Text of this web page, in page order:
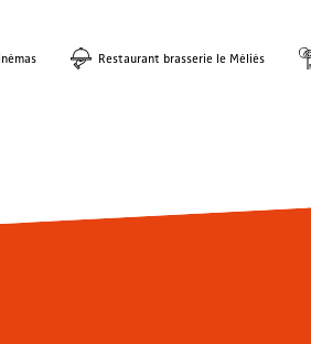
Restaurant brasserie le Méliès